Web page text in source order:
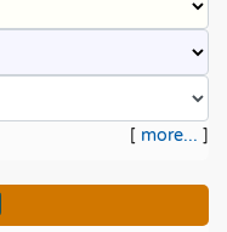
[ more... ]